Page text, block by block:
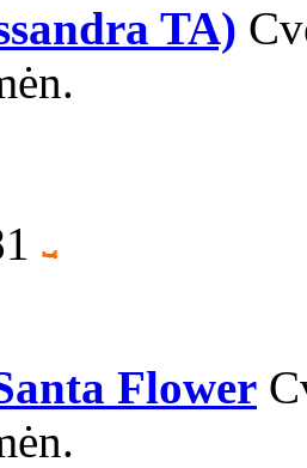
TA)
Flower